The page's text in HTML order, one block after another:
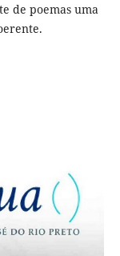
de poemas uma